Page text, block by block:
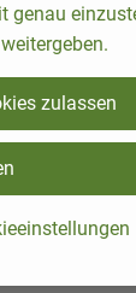
genau
zulassen